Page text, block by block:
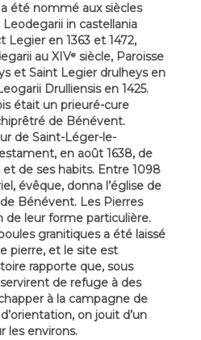
été nommé aux siècles
Leodegarii in castellania
Legier en 1363 et 1472,
au XIVᵉ siècle, Paroisse
et Saint Legier drulheys en
Drulliensis en 1425.
était un prieuré-cure
de Bénévent.
de Saint-Léger-le-
en août 1638, de
et de ses habits. Entre 1098
évêque, donna l’église de
Bénévent. Les Pierres
de leur forme particulière.
granitiques a été laissé
pierre, et le site est
rapporte que, sous
de refuge à des
à la campagne de
on jouit d’un
les environs.